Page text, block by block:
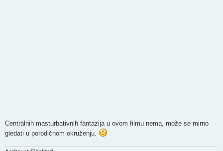
Centralnih masturbativnih fantazija u ovom filmu nema, može se mirno
gledati u porodičnom okruženju.